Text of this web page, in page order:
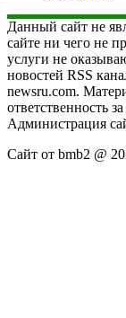
Данный сайт не
сайте ни чего не
услуги не
новостей RSS
newsru.com.
ответственность
Администрация
Сайт от bmb2 @